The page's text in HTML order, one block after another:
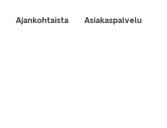
Ajankohtaista Asiakaspalvelu